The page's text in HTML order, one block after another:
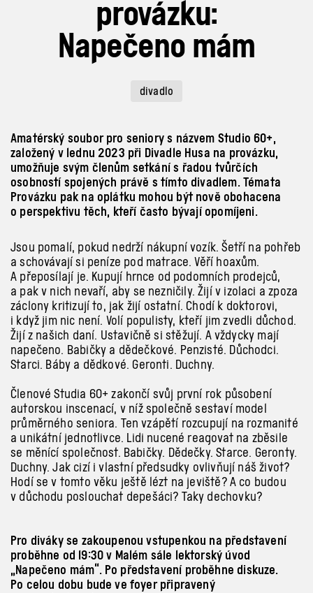
provázku:
Napečeno mám
divadlo
Amatérský soubor pro seniory s názvem Studio 60+,
založený v lednu 2023 při Divadle Husa na provázku,
umožňuje svým členům setkání s řadou tvůrčích
osobností spojených právě s tímto divadlem. Témata
Provázku pak na oplátku mohou být nově obohacena
o perspektivu těch, kteří často bývají opomíjeni.
Jsou pomalí, pokud nedrží nákupní vozík. Šetří na pohřeb
a schovávají si peníze pod matrace. Věří hoaxům.
A přeposílají je. Kupují hrnce od podomních prodejců,
a pak v nich nevaří, aby se nezničily. Žijí v izolaci a zpoza
záclony kritizují to, jak žijí ostatní. Chodí k doktorovi,
i když jim nic není. Volí populisty, kteří jim zvedli důchod.
Žijí z našich daní. Ustavičně si stěžují. A vždycky mají
napečeno. Babičky a dědečkové. Penzisté. Důchodci.
Starci. Báby a dědkové. Geronti. Duchny.
Členové Studia 60+ zakončí svůj první rok působení
autorskou inscenací, v níž společně sestaví model
průměrného seniora. Ten vzápětí rozcupují na rozmanité
a unikátní jednotlivce. Lidi nucené reagovat na zběsile
se měnící společnost. Babičky. Dědečky. Starce. Geronty.
Duchny. Jak cizí i vlastní předsudky ovlivňují náš život?
Hodí se v tomto věku ještě lézt na jeviště? A co budou
v důchodu poslouchat depešáci? Taky dechovku?
Pro diváky se zakoupenou vstupenkou na představení
proběhne od 19:30 v Malém sále lektorský úvod
„Napečeno mám“. Po představení proběhne diskuze.
Po celou dobu bude ve foyer připravený